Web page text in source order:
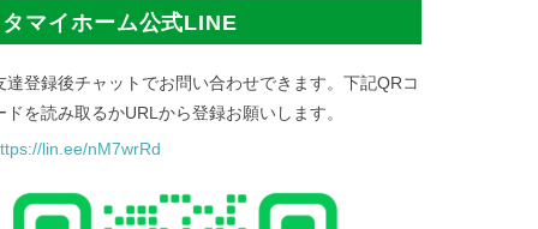
タマイホーム公式LINE
達登録後チャットでお問い合わせできます。下記QRコ
ドを読み取るかURLから登録お願いします。
lin.ee/nM7wrRd